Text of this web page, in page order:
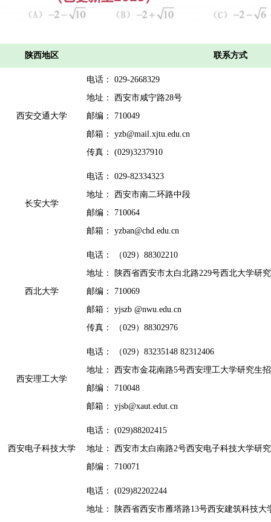
陕西地区 联系方式
西安交通大学
电话： 029-2668329
地址： 西安市咸宁路28号
邮编： 710049
邮箱： yzb@mail.xjtu.edu.cn
传真： (029)3237910
长安大学
电话： 029-82334323
地址： 西安市南二环路中段
邮编： 710064
邮箱： yzban@chd.edu.cn
西北大学
电话： （029）88302210
地址： 陕西省西安市太白北路229号西北大学研
邮编： 710069
邮箱： yjszb @nwu.edu.cn
传真： （029）88302976
西安理工大学
电话： （029）83235148 82312406
地址： 西安市金花南路5号西安理工大学研究生
邮编： 710048
邮箱： yjsb@xaut.edut.cn
西安电子科技大学
电话： (029)88202415
地址： 西安市太白南路2号西安电子科技大学研
邮编： 710071
电话： (029)82202244
地址： 陕西省西安市雁塔路13号西安建筑科技大